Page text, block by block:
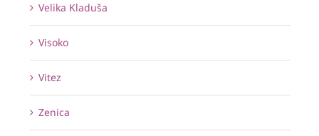
Velika Kladuša
Visoko
Vitez
Zenica